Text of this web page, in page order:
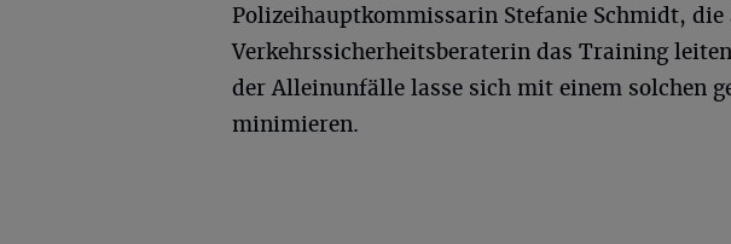
Polizeihauptkommissarin Stefanie Schmidt, die
Verkehrssicherheitsberaterin das Training
der Alleinunfälle lasse sich mit einem solchen
minimieren.